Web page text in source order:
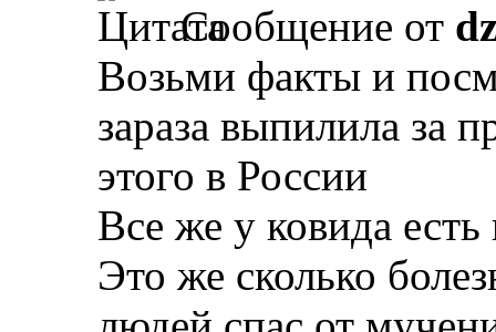
Сообщение от
Возьми факты и
зараза выпилила за
этого в России
Все же у ковида
Это же сколько